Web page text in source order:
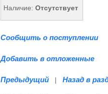
Наличие: Отсутствует
Сообщить о поступлении
Добавить в отложенные
Предыдущий | Назад в